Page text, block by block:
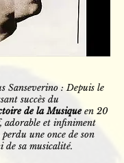
Sanseverino : Depuis le
succès du
de la Musiqueen 20
adorable et infiniment
une once de son
de sa musicalité.